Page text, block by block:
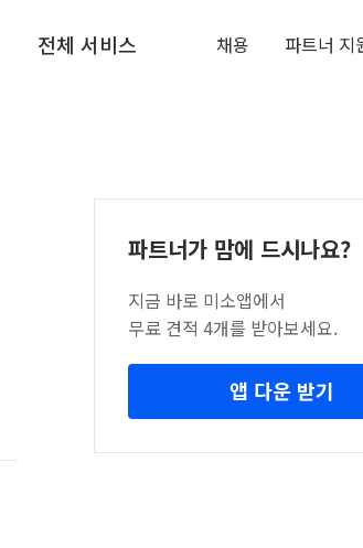
전체 서비스 채용 파트너 지
파트너가 맘에 드시나요?
지금 바로 미소앱에서
무료 견적 4개를 받아보세요.
앱 다운 받기